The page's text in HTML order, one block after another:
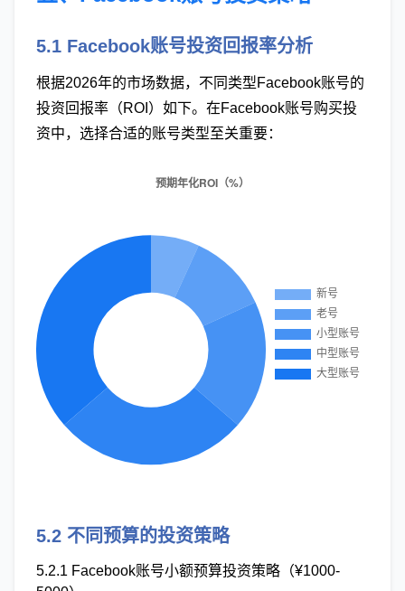
5.1 Facebook账号投资回报率分析
根据2026年的市场数据，不同类型Facebook账号的
投资回报率（ROI）如下。在Facebook账号购买投
资中，选择合适的账号类型至关重要：
5.2 不同预算的投资策略
5.2.1 Facebook账号小额预算投资策略（¥1000-